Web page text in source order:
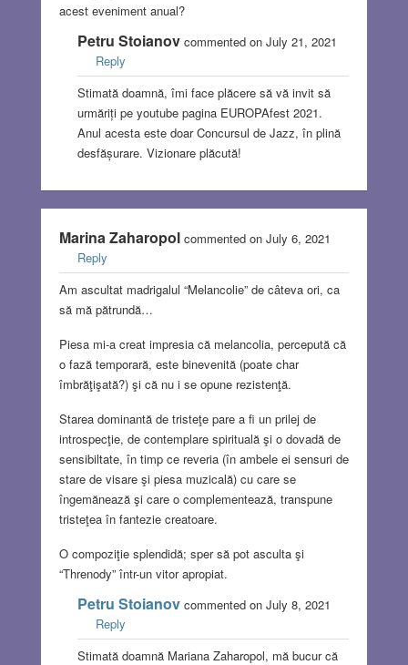
acest eveniment anual?
Petru Stoianovcommented on July 21, 2021
Reply
Stimată doamnă, îmi face plăcere să vă invit să
urmăriți pe youtube pagina EUROPAfest 2021.
Anul acesta este doar Concursul de Jazz, în plină
desfășurare. Vizionare plăcută!
Marina Zaharopolcommented on July 6, 2021
Reply
Am ascultat madrigalul “Melancolie” de câteva ori, ca
să mă pătrundă…
Piesa mi-a creat impresia că melancolia, percepută că
o fază temporară, este binevenită (poate char
îmbrăţişată?) şi că nu i se opune rezistenţă.
Starea dominantă de tristeţe pare a fi un prilej de
introspecţie, de contemplare spirituală şi o dovadă de
sensibiltate, în timp ce reveria (în ambele ei sensuri de
stare de visare şi piesa muzicală) cu care se
îngemănează şi care o complementează, transpune
tristeţea în fantezie creatoare.
O compoziţie splendidă; sper să pot asculta şi
“Threnody” într-un vitor apropiat.
Petru Stoianovcommented on July 8, 2021
Reply
Stimată doamnă Mariana Zaharopol, mă bucur că